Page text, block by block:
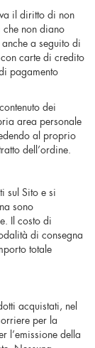
il diritto di non
che non diano
a seguito di
carte di credito
pagamento
dei
area personale
al proprio
dell’ordine.
sul Sito e si
sono
Il costo di
di consegna
totale
acquistati, nel
per la
l’emissione della
Nessuna